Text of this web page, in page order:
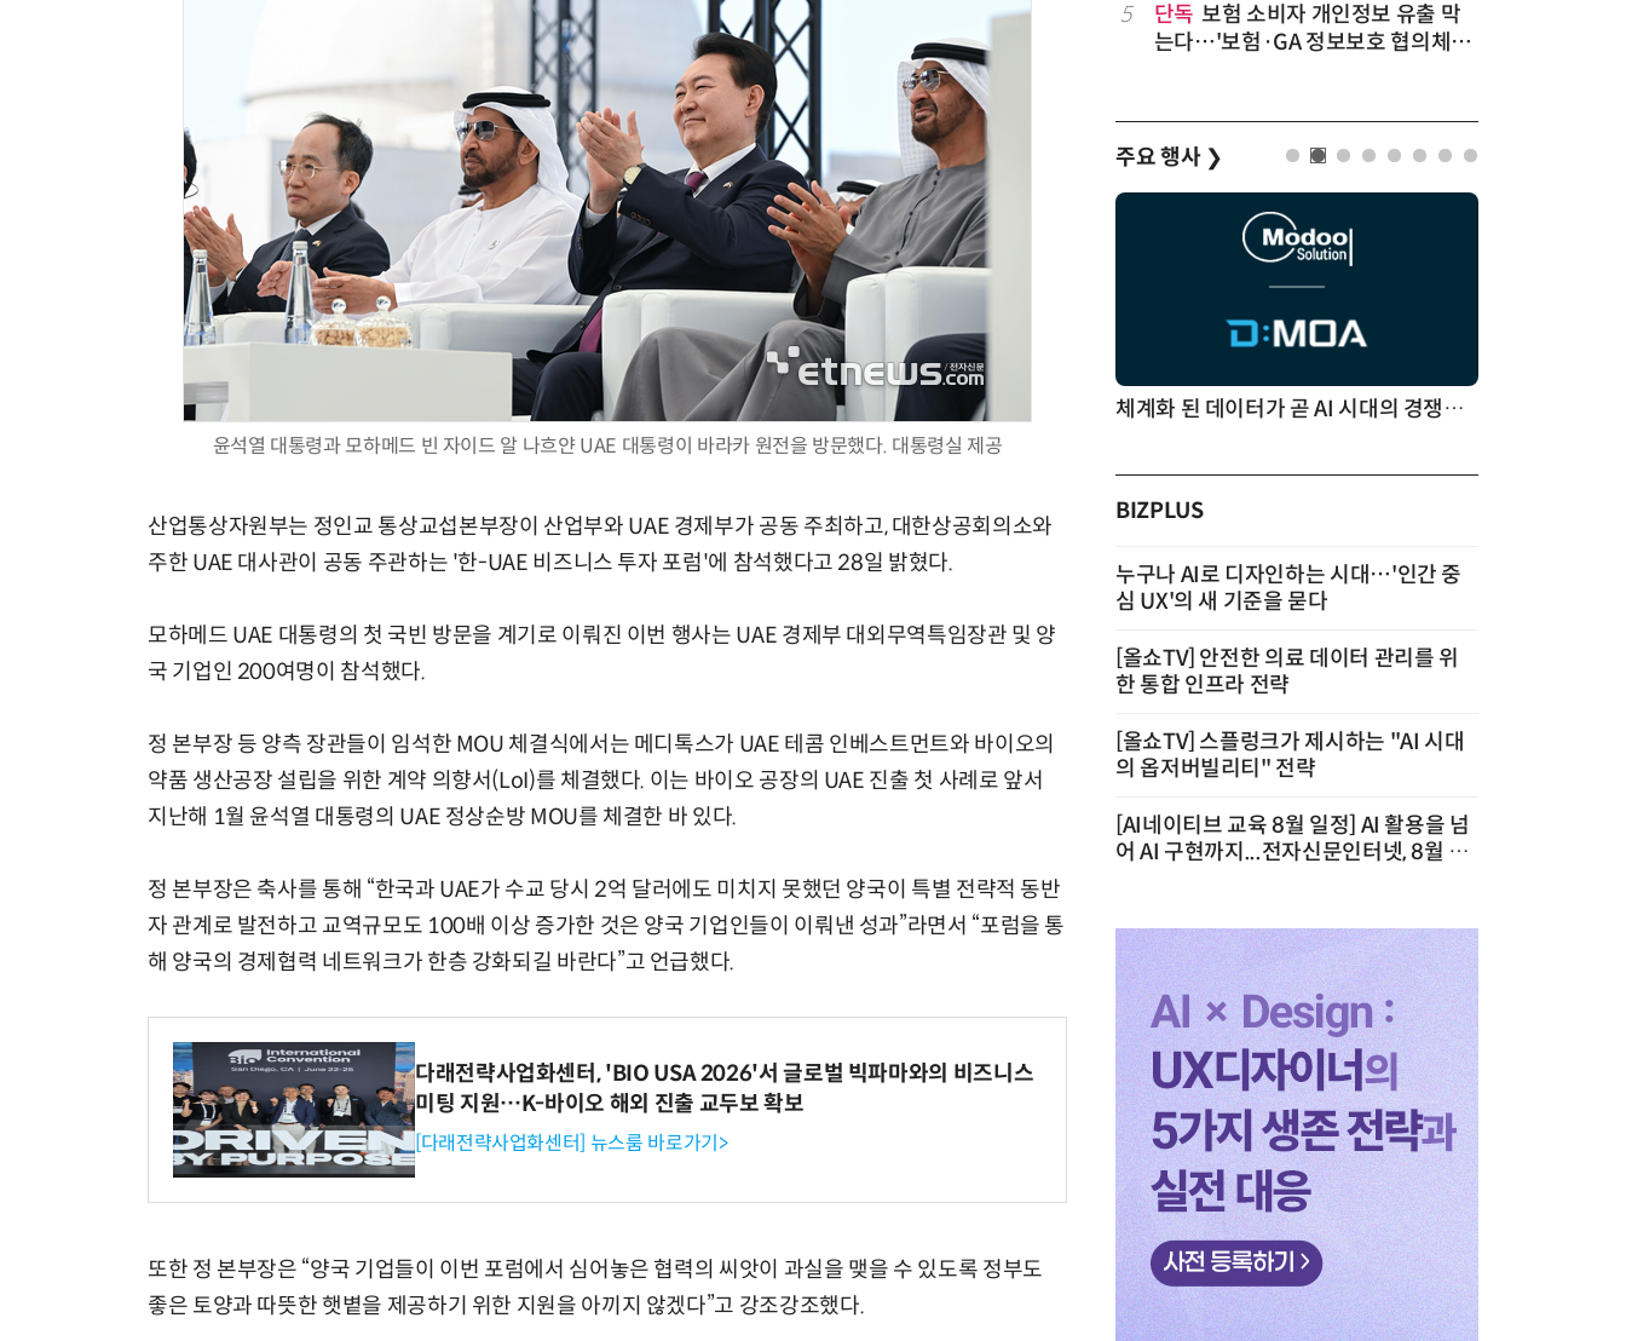
윤석열 대통령과 모하메드 빈 자이드 알 나흐얀 UAE 대통령이 바라카 원전을 방문했다. 대통령실 제공
산업통상자원부는 정인교 통상교섭본부장이 산업부와 UAE 경제부가 공동 주최하고, 대한상공회의소와
주한 UAE 대사관이 공동 주관하는 '한-UAE 비즈니스 투자 포럼'에 참석했다고 28일 밝혔다.
모하메드 UAE 대통령의 첫 국빈 방문을 계기로 이뤄진 이번 행사는 UAE 경제부 대외무역특임장관 및 양
국 기업인 200여명이 참석했다.
정 본부장 등 양측 장관들이 임석한 MOU 체결식에서는 메디톡스가 UAE 테콤 인베스트먼트와 바이오의
약품 생산공장 설립을 위한 계약 의향서(LoI)를 체결했다. 이는 바이오 공장의 UAE 진출 첫 사례로 앞서
지난해 1월 윤석열 대통령의 UAE 정상순방 MOU를 체결한 바 있다.
정 본부장은 축사를 통해 “한국과 UAE가 수교 당시 2억 달러에도 미치지 못했던 양국이 특별 전략적 동반
자 관계로 발전하고 교역규모도 100배 이상 증가한 것은 양국 기업인들이 이뤄낸 성과”라면서 “포럼을 통
해 양국의 경제협력 네트워크가 한층 강화되길 바란다”고 언급했다.
다래전략사업화센터, 'BIO USA 2026'서 글로벌 빅파마와의 비즈니스
미팅 지원…K-바이오 해외 진출 교두보 확보
[다래전략사업화센터] 뉴스룸 바로가기>
또한 정 본부장은 “양국 기업들이 이번 포럼에서 심어놓은 협력의 씨앗이 과실을 맺을 수 있도록 정부도
좋은 토양과 따뜻한 햇볕을 제공하기 위한 지원을 아끼지 않겠다”고 강조강조했다.
10 코스피 급등에 매수 사이드카 발동
5
단독 보험 소비자 개인정보 유출 막
는다…'보험·GA 정보보호 협의체'
주요 행사 ❯
AI Native Enterprise를 지원하는 AI Ready Data 플랫폼 활용 전략 체계화 된 데이터가 곧 AI 시대의 경쟁력이다
BIZPLUS
누구나 AI로 디자인하는 시대…'인간 중
심 UX'의 새 기준을 묻다
[올쇼TV] 안전한 의료 데이터 관리를 위
한 통합 인프라 전략
[올쇼TV] 스플렁크가 제시하는 "AI 시대
의 옵저버빌리티" 전략
[AI네이티브 교육 8월 일정] AI 활용을 넘
어 AI 구현까지...전자신문인터넷, 8월 실